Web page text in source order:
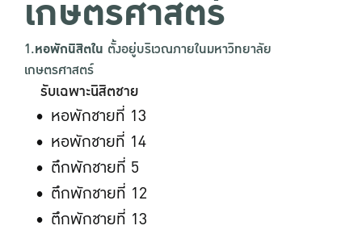
เกษตรศาสตร์
1.หอพักนิสิตใน ตั้งอยู่บริเวณภายในมหาวิทยาลัย
เกษตรศาสตร์
รับเฉพาะนิสิตชาย
หอพักชายที่ 13
หอพักชายที่ 14
ตึกพักชายที่ 5
ตึกพักชายที่ 12
ตึกพักชายที่ 13